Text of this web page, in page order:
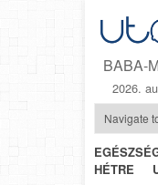
BABA-
2026.
HÉTRE